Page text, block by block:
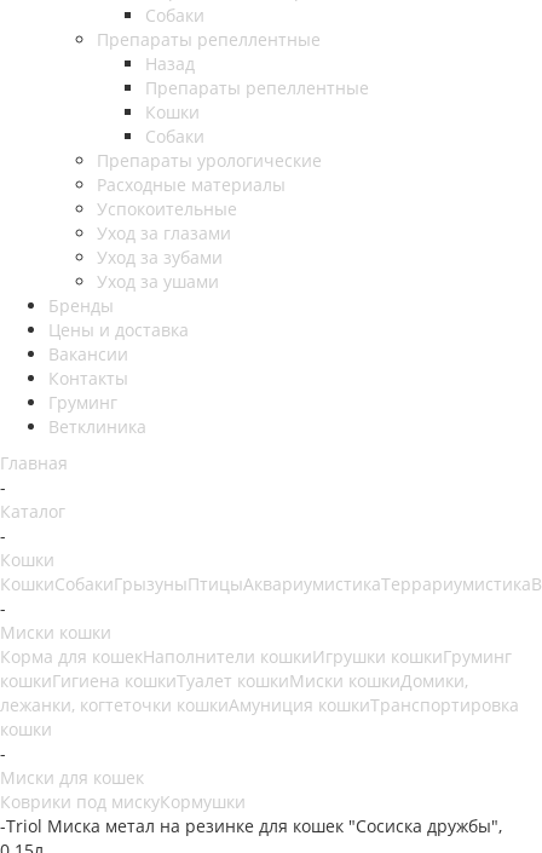
Собаки
Препараты репеллентные
Назад
Препараты репеллентные
Кошки
Собаки
Препараты урологические
Расходные материалы
Успокоительные
Уход за глазами
Уход за зубами
Уход за ушами
Бренды
Цены и доставка
Вакансии
Контакты
Груминг
Ветклиника
Главная
-
Каталог
-
Кошки
КошкиСобакиГрызуныПтицыАквариумистикаТеррариумистика
-
Миски кошки
Корма для кошекНаполнители кошкиИгрушки кошкиГруминг
кошкиГигиена кошкиТуалет кошкиМиски кошкиДомики,
лежанки, когтеточки кошкиАмуниция кошкиТранспортировка
кошки
-
Миски для кошек
Коврики под мискуКормушки
-Triol Миска метал на резинке для кошек "Сосиска дружбы",